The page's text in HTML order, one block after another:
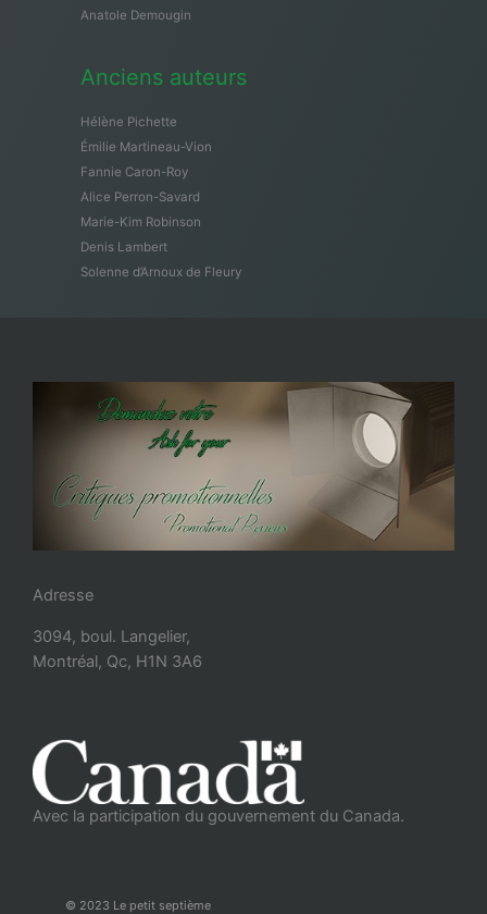
Anatole Demougin
Anciens auteurs
Hélène Pichette
Émilie Martineau-Vion
Fannie Caron-Roy
Alice Perron-Savard
Marie-Kim Robinson
Denis Lambert
Solenne d’Arnoux de Fleury
Adresse
3094, boul. Langelier,
Montréal, Qc, H1N 3A6
Avec la participation du gouvernement du Canada.
© 2023 Le petit septième